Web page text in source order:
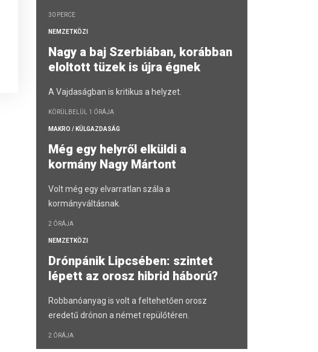
30 PERCE
NEMZETKÖZI
Nagy a baj Szerbiában, korábban
eloltott tüzek is újra égnek
A Vajdaságban is kritikus a helyzet.
KÖRÜLBELÜL 1 ÓRÁJA
MAKRO / KÜLGAZDASÁG
Még egy helyről elküldi a
kormány Nagy Mártont
Volt még egy elvarratlan szála a
kormányváltásnak.
2 ÓRÁJA
NEMZETKÖZI
Drónpánik Lipcsében: szintet
lépett az orosz hibrid háború?
Robbanóanyag is volt a feltehetően orosz
eredetű drónon a német repülőtéren.
2 ÓRÁJA